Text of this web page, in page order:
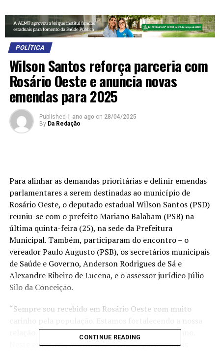
POLÍTICA
Wilson Santos reforça parceria com
Rosário Oeste e anuncia novas
emendas para 2025
Published 1 ano ago on 28/04/2025
By Da Redação
Para alinhar as demandas prioritárias e definir emendas
parlamentares a serem destinadas ao município de
Rosário Oeste, o deputado estadual Wilson Santos (PSD)
reuniu-se com o prefeito Mariano Balabam (PSB) na
última quinta-feira (25), na sede da Prefeitura
Municipal. Também, participaram do encontro – o
vereador Paulo Augusto (PSB), os secretários municipais
de Saúde e Governo, Anderson Rodrigues de Sá e
Alexandre Ribeiro de Lucena, e o assessor jurídico Júlio
Silo da Conceição.
“Sempre sou recebido em Rosário Oeste com muito
relação e firmando parceria com o prefeito Mariano.
Neste encontro, discutimos recursos para as áreas
CONTINUE READING